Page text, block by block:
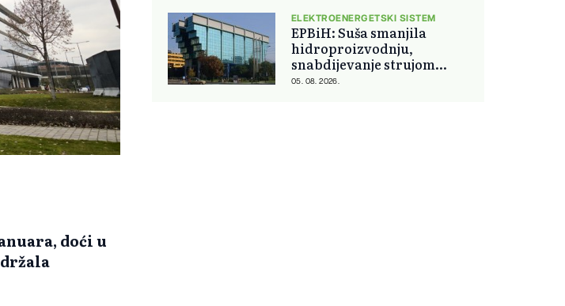
doći u
ELEKTROENERGETSKI SISTEM
EPBiH: Suša smanjila
hidroproizvodnju,
snabdijevanje strujom
ostaje stabilno
05. 08. 2026.